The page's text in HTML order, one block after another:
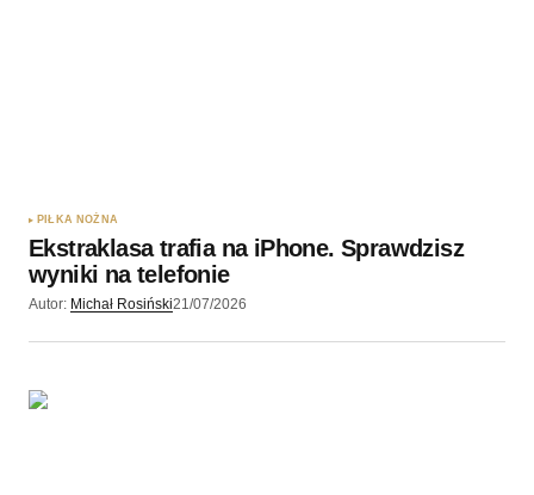
PIŁKA NOŻNA
Ekstraklasa trafia na iPhone. Sprawdzisz
wyniki na telefonie
Autor: Michał Rosiński21/07/2026